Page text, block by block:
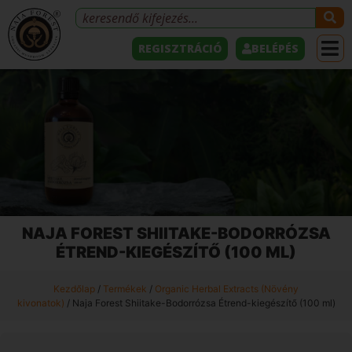
REGISZTRÁCIÓ BELÉPÉS
NAJA FOREST SHIITAKE-BODORRÓZSA
ÉTREND-KIEGÉSZÍTŐ (100 ML)
Kezdőlap / Termékek / Organic Herbal Extracts (Növény
kivonatok) / Naja Forest Shiitake-Bodorrózsa Étrend-kiegészítő (100 ml)